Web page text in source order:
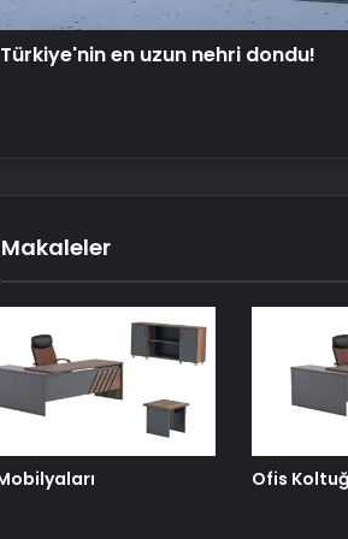
Türkiye'nin en uzun nehri dondu!
Ofis